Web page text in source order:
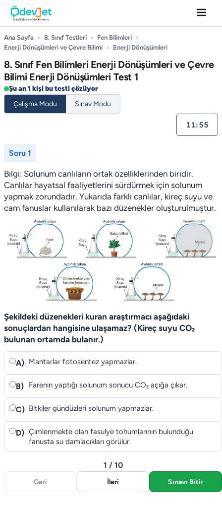
Ana Sayfa › 8. Sınıf Testleri › Fen Bilimleri ›
Enerji Dönüşümleri ve Çevre Bilimi › Enerji Dönüşümleri
8. Sınıf Fen Bilimleri Enerji Dönüşümleri ve Çevre
Bilimi Enerji Dönüşümleri Test 1
Şu an 1 kişi bu testi çözüyor
Çalışma Modu
Sınav Modu
11:55
Soru 1
Bilgi: Solunum canlıların ortak özelliklerinden biridir.
Canlılar hayatsal faaliyetlerini sürdürmek için solunum
yapmak zorundadır. Yukarıda farklı canlılar, kireç suyu ve
cam fanuslar kullanılarak bazı düzenekler oluşturulmuştur.
Şekildeki düzenekleri kuran araştırmacı aşağıdaki
sonuçlardan hangisine ulaşamaz? (Kireç suyu CO₂
bulunan ortamda bulanır.)
A) Mantarlar fotosentez yapmazlar.
B) Farenin yaptığı solunum sonucu CO₂ açığa çıkar.
C) Bitkiler gündüzleri solunum yapmazlar.
D) Çimlenmekte olan fasulye tohumlarının bulunduğu
fanusta su damlacıkları görülür.
Geri
1 / 10
İleri Sınavı Bitir